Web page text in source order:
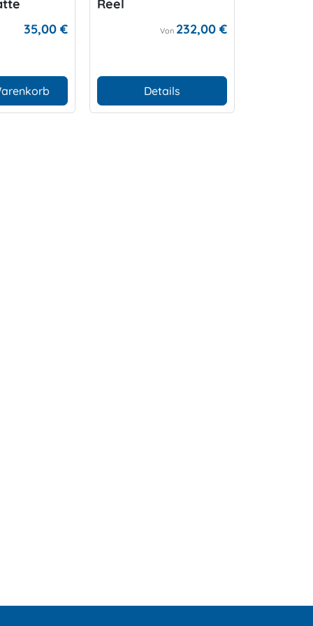
35,00 €
Reel
Von 232,00 €
Details